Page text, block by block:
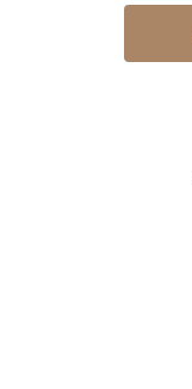
Spain / スペイン
くつ・帽子・Bag